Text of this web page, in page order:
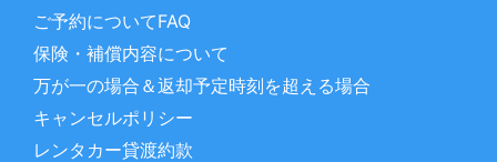
ご予約についてFAQ
保険・補償内容について
万が一の場合＆返却予定時刻を超える場合
キャンセルポリシー
レンタカー貸渡約款